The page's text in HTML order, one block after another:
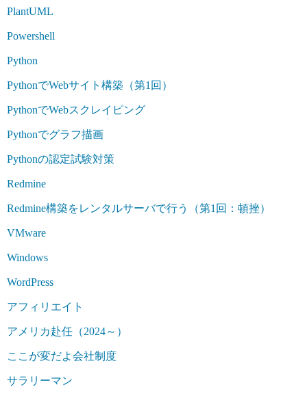
PlantUML
Powershell
Python
PythonでWebサイト構築（第1回）
PythonでWebスクレイピング
Pythonでグラフ描画
Pythonの認定試験対策
Redmine
Redmine構築をレンタルサーバで行う（第1回：頓挫）
VMware
Windows
WordPress
アフィリエイト
アメリカ赴任（2024～）
ここが変だよ会社制度
サラリーマン